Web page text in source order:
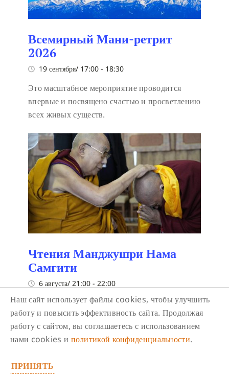
Всемирный Мани-ретрит
2026
19 сентября/ 17:00 - 18:30
Это масштабное мероприятие проводится
впервые и посвящено счастью и просветлению
всех живых существ.
Чтения Манджушри Нама
Самгити
6 августа/ 21:00 - 22:00
Чтения Манджушри Нама Самгити
Наш сайт использует файлы cookies, чтобы улучшить
работу и повысить эффективность сайта. Продолжая
работу с сайтом, вы соглашаетесь с использованием
нами cookies и политикой конфиденциальности.
ПРИНЯТЬ